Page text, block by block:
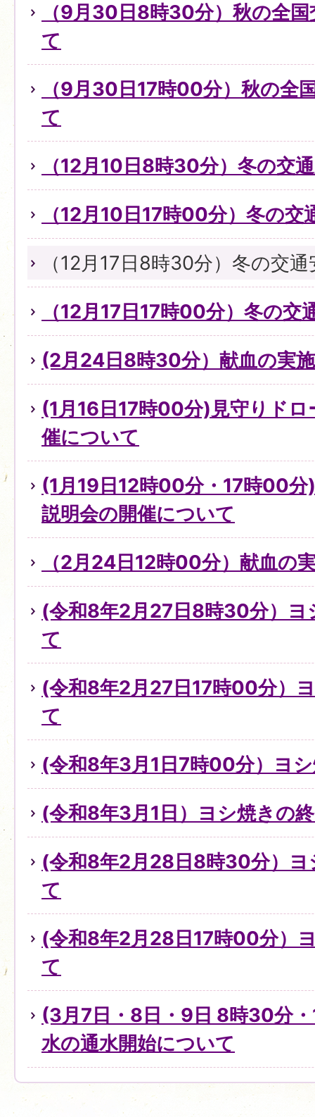
（9月30日8時30分）秋の全
て
（9月30日17時00分）秋の全
て
（12月10日8時30分）冬の交
（12月10日17時00分）冬の
（12月17日8時30分）冬の交
（12月17日17時00分）冬の交
(2月24日8時30分）献血の実
(1月16日17時00分)見守りドロ
催について
(1月19日12時00分・17時00分
説明会の開催について
（2月24日12時00分）献血の
(令和8年2月27日8時30分）ヨ
て
(令和8年2月27日17時00分）
て
(令和8年3月1日7時00分）ヨ
(令和8年3月1日）ヨシ焼きの
(令和8年2月28日8時30分）ヨ
て
(令和8年2月28日17時00分）
て
(3月7日・8日・9日 8時30分
水の通水開始について